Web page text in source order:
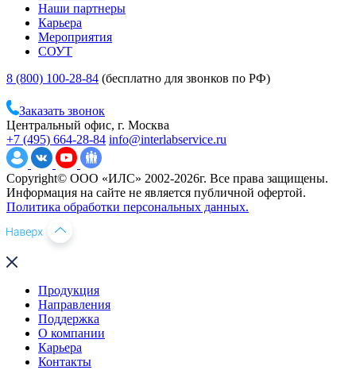
Наши партнеры
Карьера
Мероприятия
СОУТ
8 (800) 100-28-84 (бесплатно для звонков по РФ)
Заказать звонок
Центральный офис, г. Москва
+7 (495) 664-28-84 info@interlabservice.ru
Copyright© ООО «ИЛС» 2002-2026г. Все права защищены.
Информация на сайте не является публичной офертой.
Политика обработки персональных данных.
Продукция
Направления
Поддержка
О компании
Карьера
Контакты